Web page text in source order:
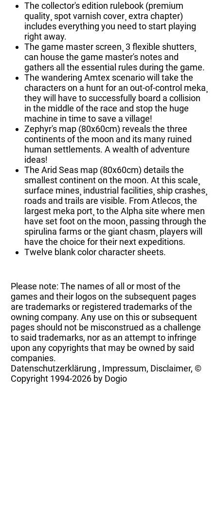
The collector's edition rulebook (premium
quality¸ spot varnish cover¸ extra chapter)
includes everything you need to start playing
right away.
The game master screen¸ 3 flexible shutters¸
can house the game master's notes and
gathers all the essential rules during the game.
The wandering Amtex scenario will take the
characters on a hunt for an out-of-control meka¸
they will have to successfully board a collision
in the middle of the race and stop the huge
machine in time to save a village!
Zephyr's map (80x60cm) reveals the three
continents of the moon and its many ruined
human settlements. A wealth of adventure
ideas!
The Arid Seas map (80x60cm) details the
smallest continent on the moon. At this scale¸
surface mines¸ industrial facilities¸ ship crashes¸
roads and trails are visible. From Atlecos¸ the
largest meka port¸ to the Alpha site where men
have set foot on the moon¸ passing through the
spirulina farms or the giant chasm¸ players will
have the choice for their next expeditions.
Twelve blank color character sheets.
Please note: The names of all or most of the
games and their logos on the subsequent pages
are trademarks or registered trademarks of the
owning company. Any use on this or subsequent
pages should not be misconstrued as a challenge
to said trademarks, nor as an attempt to infringe
upon any copyrights that may be owned by said
companies.
Datenschutzerklärung , Impressum, Disclaimer, ©
Copyright 1994-2026 by Dogio